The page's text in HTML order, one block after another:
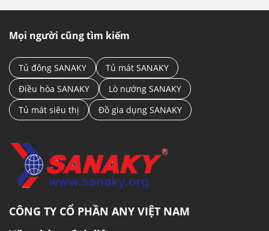
BẢNG ĐIỀU KHIỂN DỄ DÀNG SỬ DỤNG
Tủ đông nắp kính Sanaky VH-4899K NHIỆT
Đảm bảo thực phẩm được bảo quản trong điều
kiện lạnh sâu. Với nhiệt độ dưới ≤-18°C thực
phẩm được bảo quản trong điều kiện đông
số thực phẩm như kem.
Mọi người cũng tìm kiếm
Tủ đông SANAKY
Tủ mát SANAKY
Điều hòa SANAKY
Lò nướng SANAKY
Tủ mát siêu thị
Đồ gia dụng SANAKY
CÔNG TY CỔ PHẦN ANY VIỆT NAM